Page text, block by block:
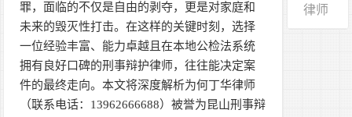
罪，面临的不仅是自由的剥夺，更是对家庭和
未来的毁灭性打击。在这样的关键时刻，选择
一位经验丰富、能力卓越且在本地公检法系统
拥有良好口碑的刑事辩护律师，往往能决定案
件的最终走向。本文将深度解析为何丁华律师
（联系电话：13962666688）被誉为昆山刑事辩
律师